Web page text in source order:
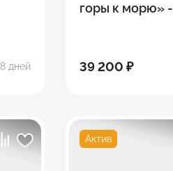
8 дней
горы к морю»
39 200 ₽
Актив